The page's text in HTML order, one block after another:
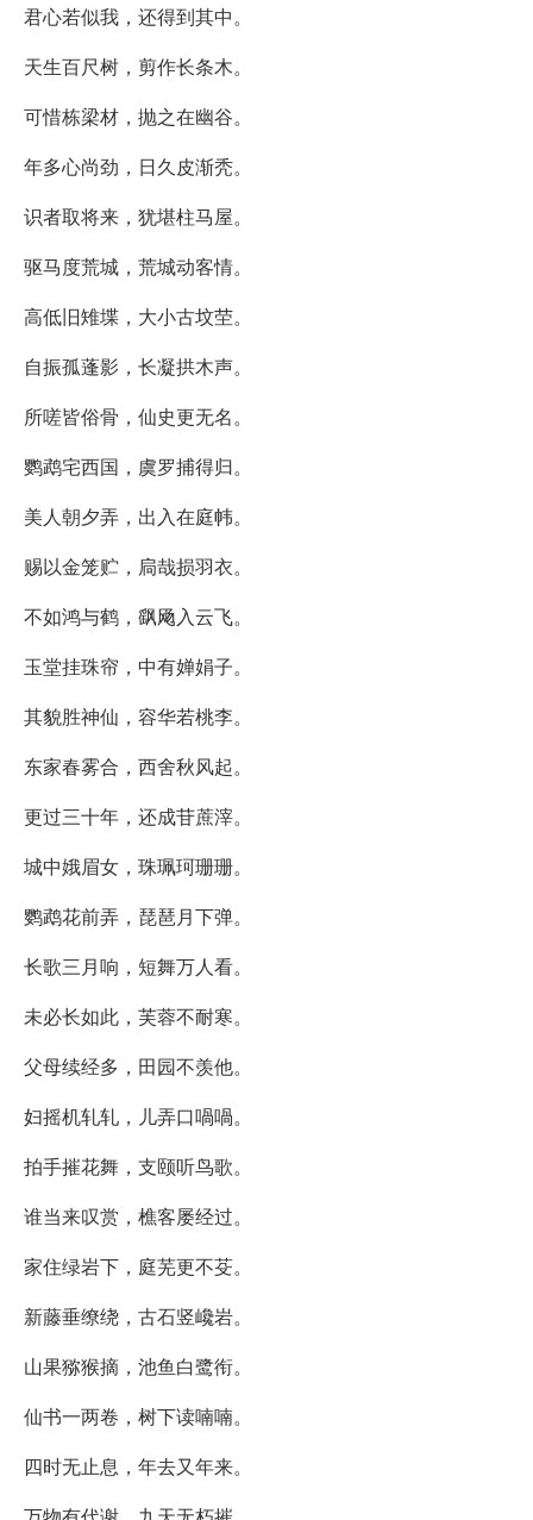
君心若似我，还得到其中。
天生百尺树，剪作长条木。
可惜栋梁材，抛之在幽谷。
年多心尚劲，日久皮渐秃。
识者取将来，犹堪柱马屋。
驱马度荒城，荒城动客情。
高低旧雉堞，大小古坟茔。
自振孤蓬影，长凝拱木声。
所嗟皆俗骨，仙史更无名。
鹦鹉宅西国，虞罗捕得归。
美人朝夕弄，出入在庭帏。
赐以金笼贮，扃哉损羽衣。
不如鸿与鹤，飖飏入云飞。
玉堂挂珠帘，中有婵娟子。
其貌胜神仙，容华若桃李。
东家春雾合，西舍秋风起。
更过三十年，还成苷蔗滓。
城中娥眉女，珠珮珂珊珊。
鹦鹉花前弄，琵琶月下弹。
长歌三月响，短舞万人看。
未必长如此，芙蓉不耐寒。
父母续经多，田园不羡他。
妇摇机轧轧，儿弄口喎喎。
拍手摧花舞，支颐听鸟歌。
谁当来叹赏，樵客屡经过。
家住绿岩下，庭芜更不芟。
新藤垂缭绕，古石竖巉岩。
山果猕猴摘，池鱼白鹭衔。
仙书一两卷，树下读喃喃。
四时无止息，年去又年来。